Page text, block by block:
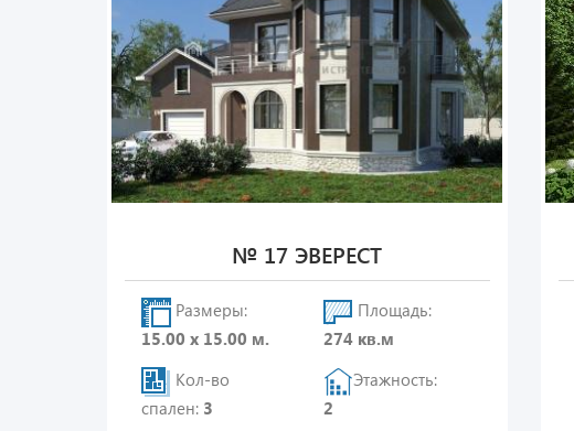
№ 17 ЭВЕРЕСТ
Размеры:
15.00 х 15.00 м.
Кол-во
спален: 3
Площадь:
274 кв.м
Этажность:
2